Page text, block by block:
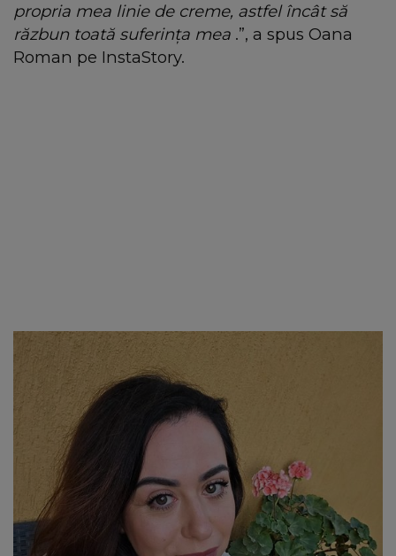
propria mea linie de creme, astfel încât să
răzbun toată suferința mea .”, a spus Oana
Roman pe InstaStory.